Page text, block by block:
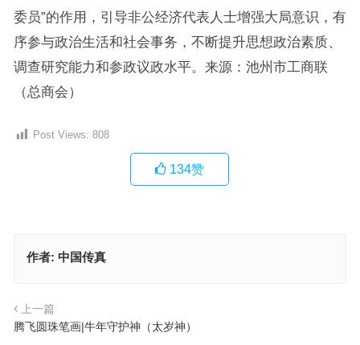
委员”的作用，引导非公经济代表人士增强大局意识，有
序参与政治生活和社会事务，不断提升思想政治素质、
调查研究能力和参政议政水平。来源：池州市工商联
（总商会）
Post Views: 808
134赞
作者: 中国传真
上一篇
腾飞圆珠笔画|牛年守护神（太岁神）